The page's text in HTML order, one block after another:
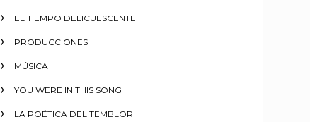
EL TIEMPO DELICUESCENTE
PRODUCCIONES
MÚSICA
YOU WERE IN THIS SONG
LA POÉTICA DEL TEMBLOR